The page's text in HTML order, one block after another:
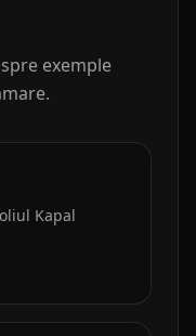
exemple
Kapal